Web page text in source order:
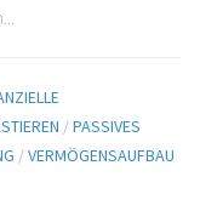
/PASSIVES
/VERMÖGENSAUFBAU